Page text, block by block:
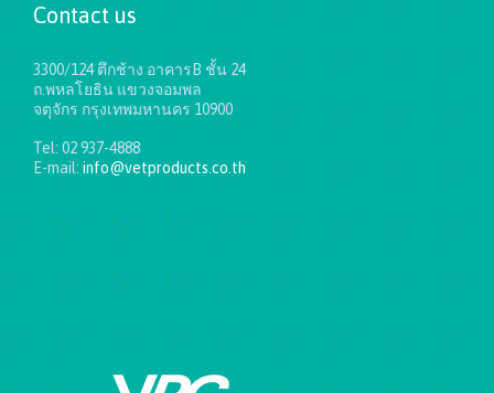
Contact us
3300/124 ตึกช้าง อาคารB ชั้น 24
ถ.พหลโยธิน แขวงจอมพล
จตุจักร กรุงเทพมหานคร 10900
Tel: 02 937-4888
E-mail: info@vetproducts.co.th